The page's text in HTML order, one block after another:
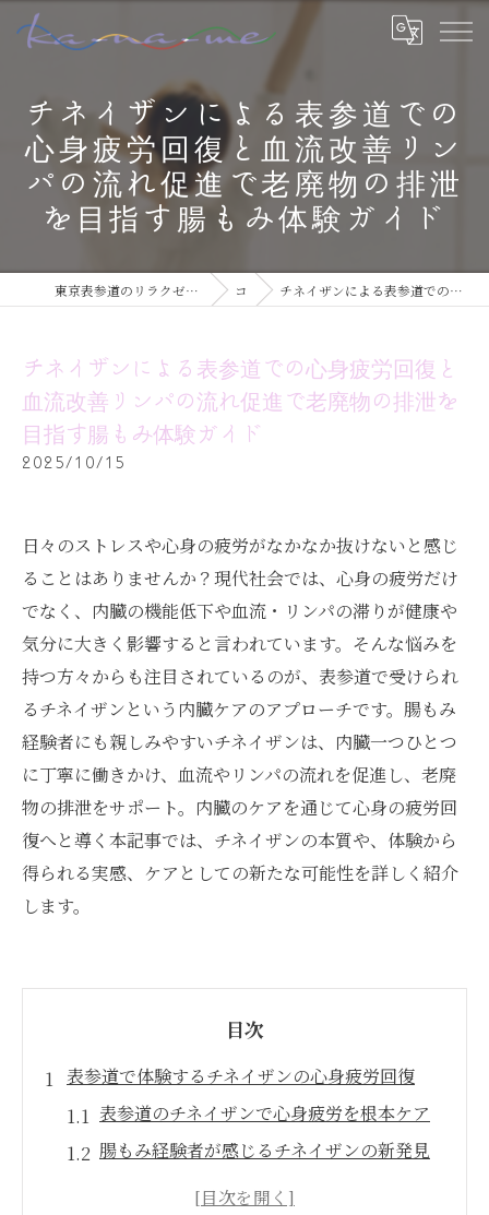
チネイザンによる表参道での
心身疲労回復と血流改善リン
パの流れ促進で老廃物の排泄
を目指す腸もみ体験ガイド
東京表参道のリラクゼーションならチネイザン / ボディ & マインドケアサロン ka-na-me コラム チネイザンによる表参道での心身疲労回復と血流改善リンパの流れ促進で老廃物の排泄を目指す腸もみ体験ガイド
チネイザンによる表参道での心身疲労回復と
血流改善リンパの流れ促進で老廃物の排泄を
目指す腸もみ体験ガイド
2025/10/15
日々のストレスや心身の疲労がなかなか抜けないと感じ
ることはありませんか？現代社会では、心身の疲労だけ
でなく、内臓の機能低下や血流・リンパの滞りが健康や
気分に大きく影響すると言われています。そんな悩みを
持つ方々からも注目されているのが、表参道で受けられ
るチネイザンという内臓ケアのアプローチです。腸もみ
経験者にも親しみやすいチネイザンは、内臓一つひとつ
に丁寧に働きかけ、血流やリンパの流れを促進し、老廃
物の排泄をサポート。内臓のケアを通じて心身の疲労回
復へと導く本記事では、チネイザンの本質や、体験から
得られる実感、ケアとしての新たな可能性を詳しく紹介
します。
目次
表参道で体験するチネイザンの心身疲労回復
表参道のチネイザンで心身疲労を根本ケア
腸もみ経験者が感じるチネイザンの新発見
血流改善とリンパ促進による疲労回復法と